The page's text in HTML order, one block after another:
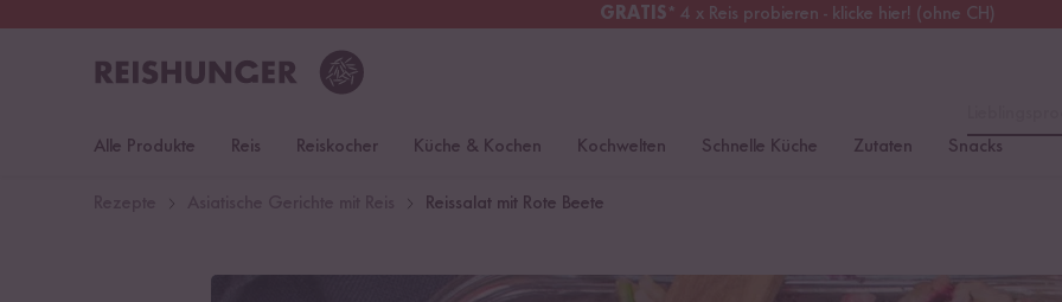
GRATIS* 4 x Reis probieren - klicke hier! (ohne CH)
Kostenloser Versand
Alle Produkte
Reis Reiskocher Küche & Kochen Kochwelten Schnelle Küche Zutaten Snacks
Reissalat mit Rote Beete